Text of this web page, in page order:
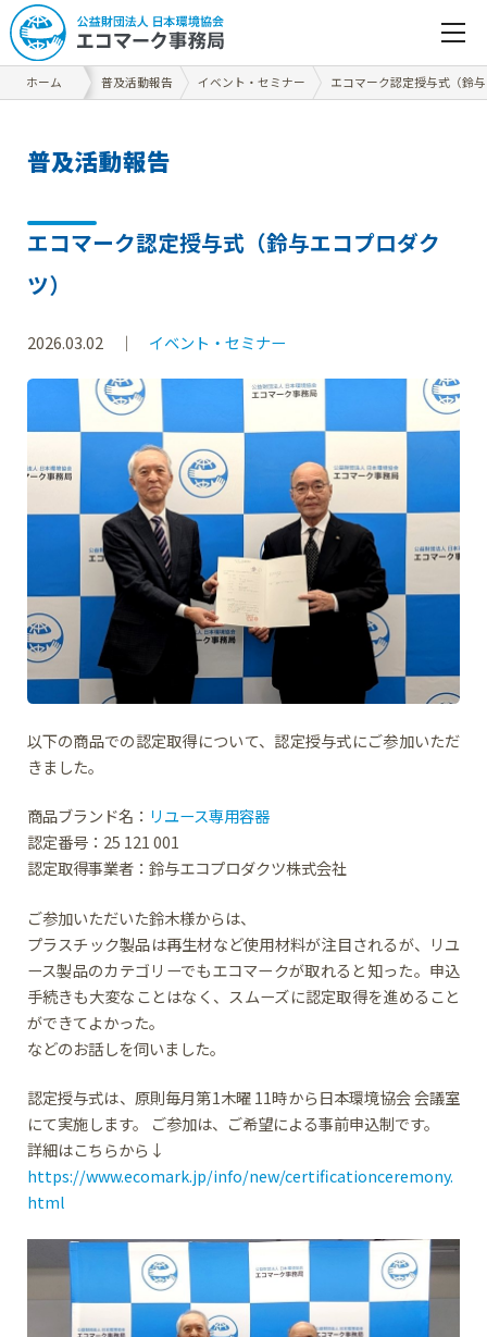
ホーム 普及活動報告 イベント・セミナー エコマーク認定授与式（鈴
普及活動報告
エコマーク認定授与式（鈴与エコプロダク
ツ）
2026.03.02 イベント・セミナー
以下の商品での認定取得について、認定授与式にご参加いただ
きました。
商品ブランド名： リユース専用容器
認定番号：25 121 001
認定取得事業者：鈴与エコプロダクツ株式会社
ご参加いただいた鈴木様からは、
プラスチック製品は再生材など使用材料が注目されるが、リユ
ース製品のカテゴリーでもエコマークが取れると知った。申込
手続きも大変なことはなく、スムーズに認定取得を進めること
ができてよかった。
などのお話しを伺いました。
認定授与式は、原則毎月第1木曜 11時から日本環境協会 会議室
にて実施します。 ご参加は、ご希望による事前申込制です。
詳細はこちらから↓
https://www.ecomark.jp/info/new/certificationceremony.
html